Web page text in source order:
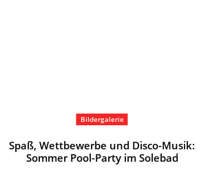
Bildergalerie
Spaß, Wettbewerbe und Disco-Musik:
Sommer Pool-Party im Solebad